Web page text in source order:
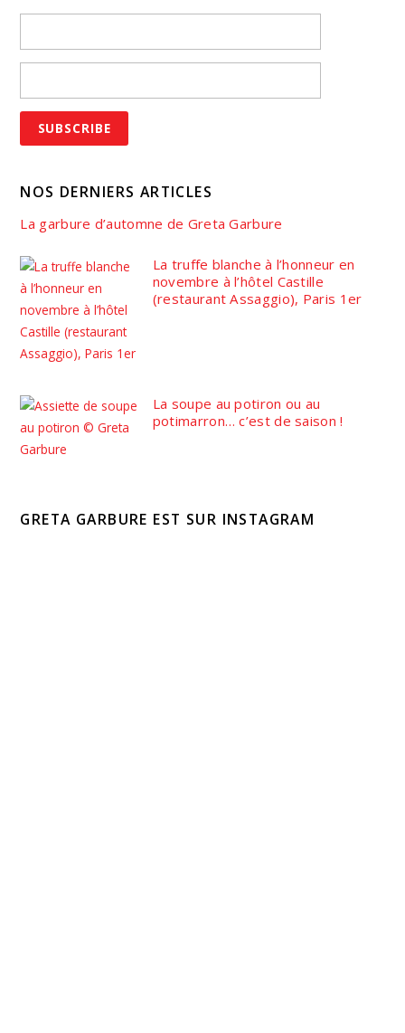
NOS DERNIERS ARTICLES
La garbure d’automne de Greta Garbure
La truffe blanche à l’honneur en
novembre à l’hôtel Castille
(restaurant Assaggio), Paris 1er
La soupe au potiron ou au
potimarron… c’est de saison !
GRETA GARBURE EST SUR INSTAGRAM